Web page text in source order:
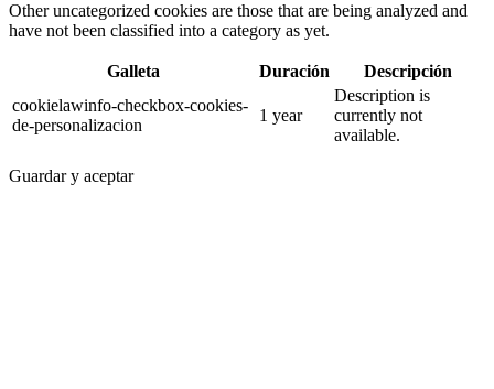
Other uncategorized cookies are those that are being analyzed and
have not been classified into a category as yet.
Galleta Duración
Descripción
cookielawinfo-checkbox-cookies-
de-personalizacion
1 year
Description is
currently not
available.
Guardar y aceptar